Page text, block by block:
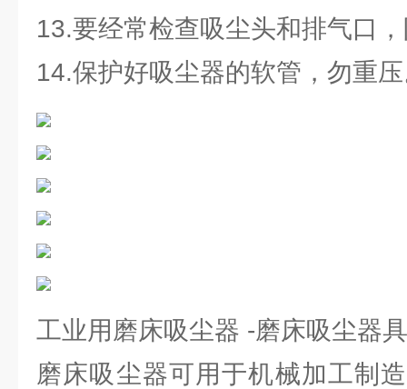
13.要经常检查吸尘头和排气口
14.保护好吸尘器的软管，勿重
工业用磨床吸尘器 -磨床吸尘器
磨床吸尘器可用于机械加工制